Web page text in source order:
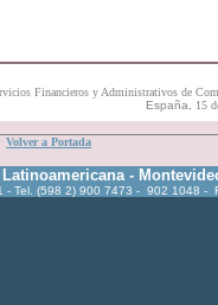
Financieros y Administrativos de
España, 15
Volver a Portada
-
- Tel. (598 2) 900 7473 - 902 1048 -